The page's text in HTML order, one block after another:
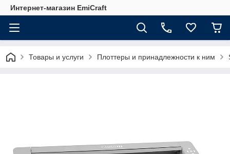
Интернет-магазин EmiCraft
Товары и услуги Плоттеры и принадлежности к ним